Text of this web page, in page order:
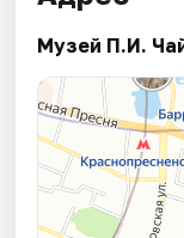
Музей П.И.